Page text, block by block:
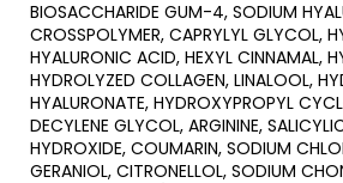
BIOSACCHARIDE GUM-4, SODIUM
CROSSPOLYMER, CAPRYLYL GLYCOL,
HYALURONIC ACID, HEXYL CINNAMAL,
HYDROLYZED COLLAGEN, LINALOOL,
HYALURONATE, HYDROXYPROPYL
DECYLENE GLYCOL, ARGININE,
HYDROXIDE, COUMARIN, SODIUM
GERANIOL, CITRONELLOL, SODIUM